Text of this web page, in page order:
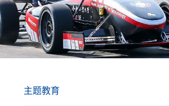
主题教育